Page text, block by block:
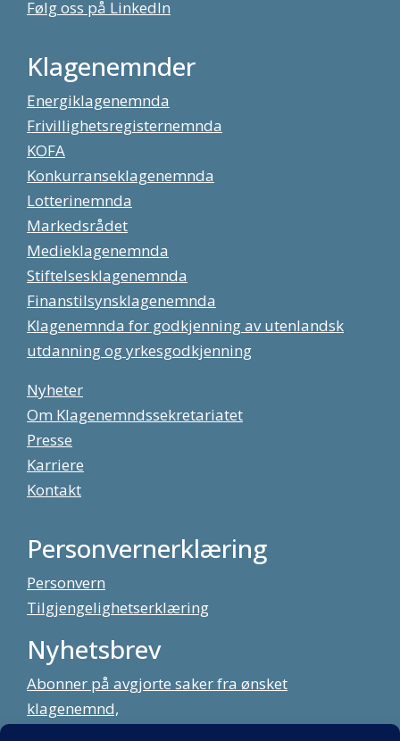
Følg oss på LinkedIn
Klagenemnder
Energiklagenemnda
Frivillighetsregisternemnda
KOFA
Konkurranseklagenemnda
Lotterinemnda
Markedsrådet
Medieklagenemnda
Stiftelsesklagenemnda
Finanstilsynsklagenemnda
Klagenemnda for godkjenning av utenlandsk
utdanning og yrkesgodkjenning
Nyheter
Om Klagenemndssekretariatet
Presse
Karriere
Kontakt
Personvernerklæring
Personvern
Tilgjengelighetserklæring
Nyhetsbrev
Abonner på avgjorte saker fra ønsket
klagenemnd,